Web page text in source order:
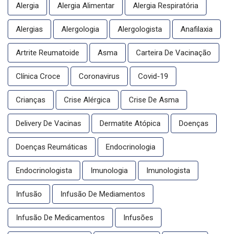
Alergia Alergia Alimentar Alergia Respiratória
Alergias Alergologia Alergologista Anafilaxia
Artrite Reumatoide Asma Carteira De Vacinação
Clínica Croce Coronavirus Covid-19
Crianças Crise Alérgica Crise De Asma
Delivery De Vacinas Dermatite Atópica Doenças
Doenças Reumáticas Endocrinologia
Endocrinologista Imunologia Imunologista
Infusão Infusão De Mediamentos
Infusão De Medicamentos Infusões